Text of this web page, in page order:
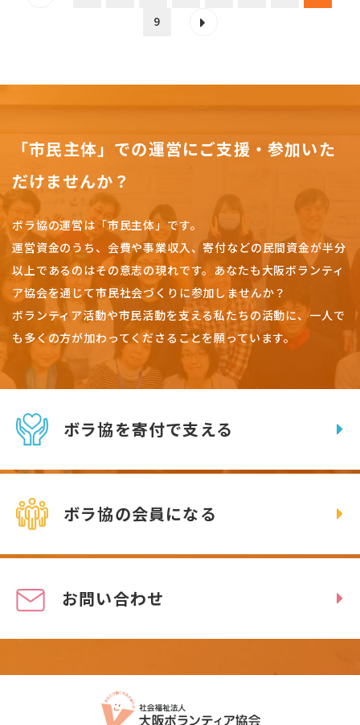
9
「市民主体」での運営にご支援・参加いた
だけませんか？
ボラ協の運営は「市民主体」です。
運営資金のうち、会費や事業収入、寄付などの民間資金が半分
以上であるのはその意志の現れです。 あなたも大阪ボランティ
ア協会を通じて市民社会づくりに参加しませんか？
ボランティア活動や市民活動を支える私たちの活動に、一人で
も多くの方が加わってくださることを願っています。
ボラ協を寄付で支える
ボラ協の会員になる
お問い合わせ